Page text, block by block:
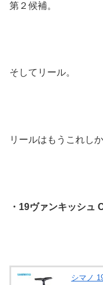
第２候補。
そしてリール。
リールはもうこれしか
・19ヴァンキッシュ
シマノ